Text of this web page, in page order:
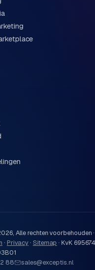
aanvraag
je gegevens zorgvuldig
. Of bel direct
, Alle rechten voorbehouden ·
· Privacy· Sitemap ·KvK
88
sales@exceptis.nl